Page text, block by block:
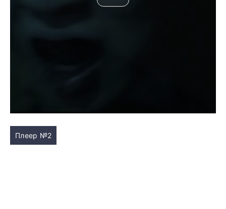
Плеер №2